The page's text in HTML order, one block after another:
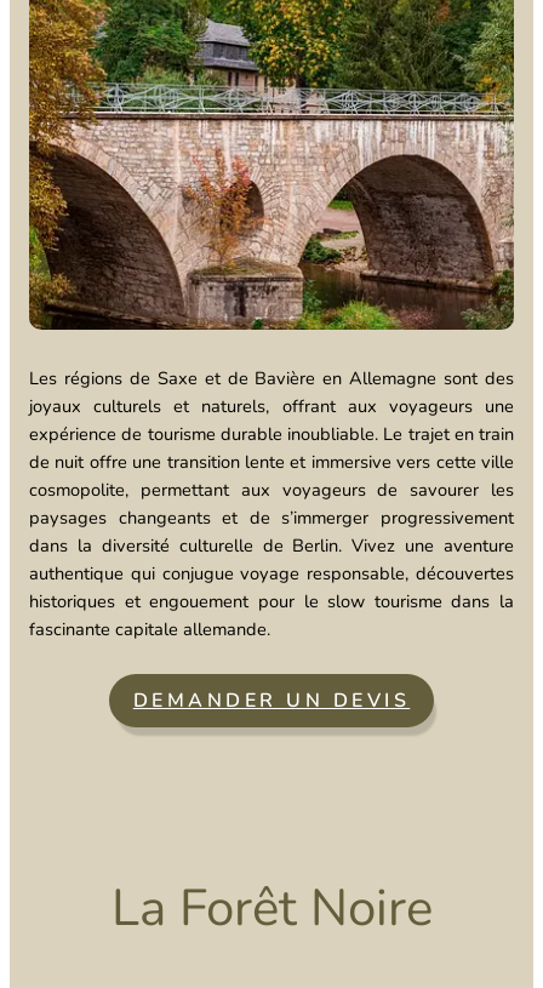
Les régions de Saxe et de Bavière en Allemagne sont des
joyaux culturels et naturels, offrant aux voyageurs une
expérience de tourisme durable inoubliable. Le trajet en train
de nuit offre une transition lente et immersive vers cette ville
cosmopolite, permettant aux voyageurs de savourer les
paysages changeants et de s’immerger progressivement
dans la diversité culturelle de Berlin. Vivez une aventure
authentique qui conjugue voyage responsable, découvertes
historiques et engouement pour le slow tourisme dans la
fascinante capitale allemande.
DEMANDER UN DEVIS
La Forêt Noire